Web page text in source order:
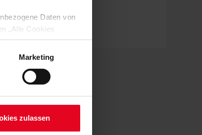
Daten von
„Alle Cookies
Ihrer
Abs. 1 lit. a DSGVO
Ihre etwaig erteilten
Marketing
zulassen